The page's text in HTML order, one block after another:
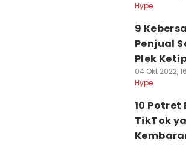
Hype
9
Penjual
Plek
04 Okt 2022,
Hype
10 Potret
TikTok